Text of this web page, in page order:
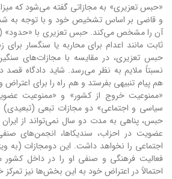
«حبس تعزیری» به مجازاتی گفته می‌شود که
و قاضی بر اساس تشخیص خود و با توجه به
آن را مشخص می‌کند. حبس تعزیری با «حدود»
ثابت مانند اعدام برای محاربه یا سنگسار
حبس تعزیری، در مقایسه با مجازات‌های
نسبتاً ملایم به نظر می‌رسد. شاید دادگاه قصد
هم پیام تنبیهی بفرستد و هم راه را برای اعتراض
«ممنوعیت خروج از کشور» و «ممنوعیت
سیاسی و اجتماعی» دو مجازات تبعی
حبس، پناهی به مدت دو سال نمی‌تواند از
عضویت در احزاب، سندیکاها، انجمن‌های
اجتماعی را نخواهد داشت. این دومجازات (به
فعالیت فرهنگی و صنفی او را در داخل کشور
احتمالاً در اعتراض خود به این بخش‌ها نیز تمرکز